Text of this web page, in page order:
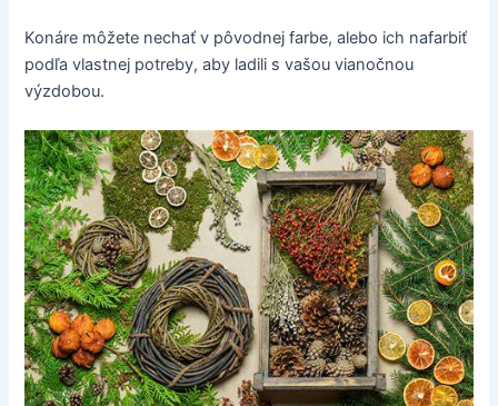
Konáre môžete nechať v pôvodnej farbe, alebo ich nafarbiť
podľa vlastnej potreby, aby ladili s vašou vianočnou
výzdobou.